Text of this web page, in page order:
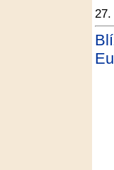
27.